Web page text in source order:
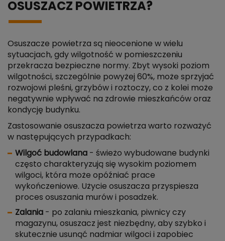
OSUSZACZ POWIETRZA?
Osuszacze powietrza są nieocenione w wielu
sytuacjach, gdy wilgotność w pomieszczeniu
przekracza bezpieczne normy. Zbyt wysoki poziom
wilgotności, szczególnie powyżej 60%, może sprzyjać
rozwojowi pleśni, grzybów i roztoczy, co z kolei może
negatywnie wpływać na zdrowie mieszkańców oraz
kondycję budynku.
Zastosowanie osuszacza powietrza warto rozważyć
w następujących przypadkach:
Wilgoć budowlana - świeżo wybudowane budynki
często charakteryzują się wysokim poziomem
wilgoci, która może opóźniać prace
wykończeniowe. Użycie osuszacza przyspiesza
proces osuszania murów i posadzek.
Zalania - po zalaniu mieszkania, piwnicy czy
magazynu, osuszacz jest niezbędny, aby szybko i
skutecznie usunąć nadmiar wilgoci i zapobiec